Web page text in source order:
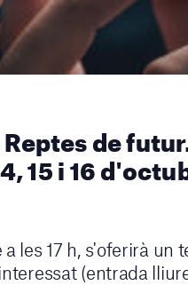
de
15 i 16
a les 17 h, s'oferirà
(entrada